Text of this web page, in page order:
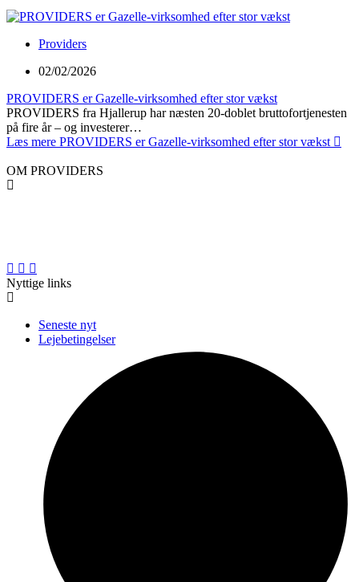
Providers
02/02/2026
PROVIDERS er Gazelle-virksomhed efter stor vækst
PROVIDERS fra Hjallerup har næsten 20-doblet bruttofortjenesten
på fire år – og investerer…
Læs mere PROVIDERS er Gazelle-virksomhed efter stor vækst
OM PROVIDERS
Nyttige links
Seneste nyt
Lejebetingelser